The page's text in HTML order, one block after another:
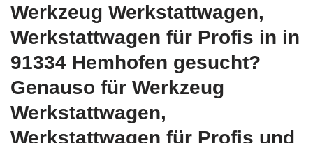
Werkzeug Werkstattwagen,
Werkstattwagen für Profis in in
91334 Hemhofen gesucht?
Genauso für Werkzeug
Werkstattwagen,
Werkstattwagen für Profis und